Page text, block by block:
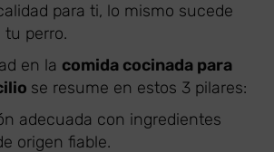
para ti, lo mismo sucede
tu perro.
en la comida cocinada para
se resume en estos 3 pilares:
adecuada con ingredientes
origen fiable.